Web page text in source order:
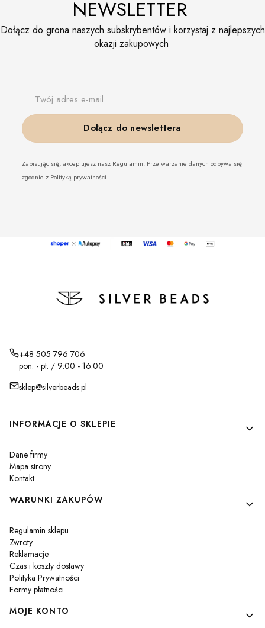
NEWSLETTER
Dołącz do grona naszych subskrybentów i korzystaj z najlepszych
okazji zakupowych
Twój adres e-mail
Dołącz do newslettera
Zapisując się, akceptujesz nasz Regulamin. Przetwarzanie danych odbywa się
zgodnie z Polityką prywatności.
+48 505 796 706
pon. - pt. / 9:00 - 16:00
sklep@silverbeads.pl
Linki w stopce
INFORMACJE O SKLEPIE
Dane firmy
Mapa strony
Kontakt
WARUNKI ZAKUPÓW
Regulamin sklepu
Zwroty
Reklamacje
Czas i koszty dostawy
Polityka Prywatności
Formy płatności
MOJE KONTO